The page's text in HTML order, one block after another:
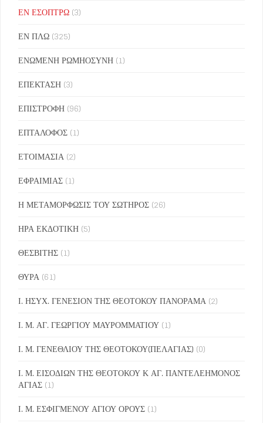
ΕΝ ΕΣΟΠΤΡΩ (3)
ΕΝ ΠΛΩ (325)
ΕΝΩΜΕΝΗ ΡΩΜΗΟΣΥΝΗ (1)
ΕΠΕΚΤΑΣΗ (3)
ΕΠΙΣΤΡΟΦΗ (96)
ΕΠΤΑΛΟΦΟΣ (1)
ΕΤΟΙΜΑΣΙΑ (2)
ΕΦΡΑΙΜΙΑΣ (1)
Η ΜΕΤΑΜΟΡΦΩΣΙΣ ΤΟΥ ΣΩΤΗΡΟΣ (26)
ΗΡΑ ΕΚΔΟΤΙΚΗ (5)
ΘΕΣΒΙΤΗΣ (1)
ΘΥΡΑ (61)
Ι. ΗΣΥΧ. ΓΕΝΕΣΙΟΝ ΤΗΣ ΘΕΟΤΟΚΟΥ ΠΑΝΟΡΑΜΑ (2)
Ι. Μ. ΑΓ. ΓΕΩΡΓΙΟΥ ΜΑΥΡΟΜΜΑΤΙΟΥ (1)
Ι. Μ. ΓΕΝΕΘΛΙΟΥ ΤΗΣ ΘΕΟΤΟΚΟΥ(ΠΕΛΑΓΙΑΣ) (0)
Ι. Μ. ΕΙΣΟΔΙΩΝ ΤΗΣ ΘΕΟΤΟΚΟΥ Κ ΑΓ. ΠΑΝΤΕΛΕΗΜΟΝΟΣ
ΑΓΙΑΣ (1)
Ι. Μ. ΕΣΦΙΓΜΕΝΟΥ ΑΓΙΟΥ ΟΡΟΥΣ (1)